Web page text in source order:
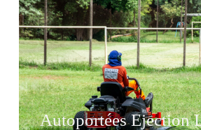
Autoportées Ejection